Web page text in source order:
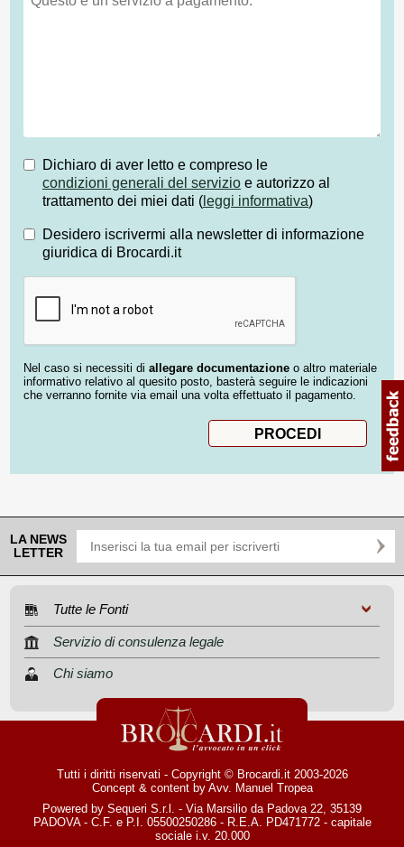
Dichiaro di aver letto e compreso le
condizioni generali del servizio e autorizzo al
trattamento dei miei dati ( leggi informativa)
Desidero iscrivermi alla newsletter di informazione
giuridica di Brocardi.it
Nel caso si necessiti di allegare documentazione o altro materiale
informativo relativo al quesito posto, basterà seguire le indicazioni
che verranno fornite via email una volta effettuato il pagamento.
LA NEWS
LETTER
Tutte le Fonti
Servizio di consulenza legale
Chi siamo
Tutti i diritti riservati - Copyright © Brocardi.it 2003-2026
Concept & content by Avv. Manuel Tropea
Powered by Sequeri S.r.l. - Via Marsilio da Padova 22, 35139
PADOVA - C.F. e P.I. 05500250286 - R.E.A. PD471772 - capitale
sociale i.v. 20.000